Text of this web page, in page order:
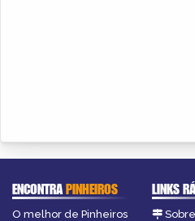
ENCONTRAPINHEIROS
O melhor de Pinheiros
LINKS
Sobre